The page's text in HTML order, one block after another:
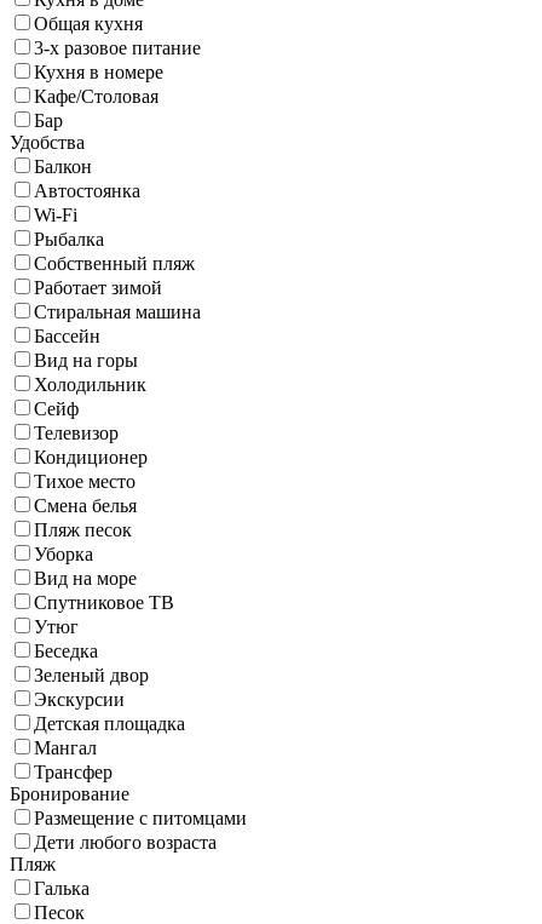
Общая кухня
3-х разовое питание
Кухня в номере
Кафе/Столовая
Бар
Удобства
Балкон
Автостоянка
Wi-Fi
Рыбалка
Собственный пляж
Работает зимой
Стиральная машина
Бассейн
Вид на горы
Холодильник
Сейф
Телевизор
Кондиционер
Тихое место
Смена белья
Пляж песок
Уборка
Вид на море
Спутниковое ТВ
Утюг
Беседка
Зеленый двор
Экскурсии
Детская площадка
Мангал
Трансфер
Бронирование
Размещение с питомцами
Дети любого возраста
Пляж
Галька
Песок